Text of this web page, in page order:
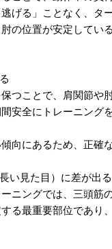
げる」ことなく、タ
の位置が安定してい
つことで、肩関節
安全にトレーニング
向にあるため、正確
い見た目）に差が出る
ニングでは、三頭筋
る最重要部位であり